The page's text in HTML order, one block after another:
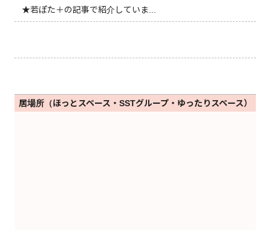
★若ぽた＋の記事で紹介していま...
居場所（ほっとスペース・SSTグループ・ゆったりスペース）